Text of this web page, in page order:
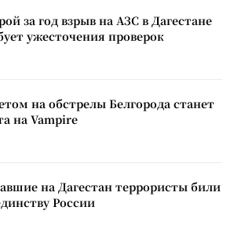
за год взрыв на АЗС в Дагестане
ужесточения проверок
на обстрелы Белгорода станет
на Vampire
на Дагестан террористы били
России